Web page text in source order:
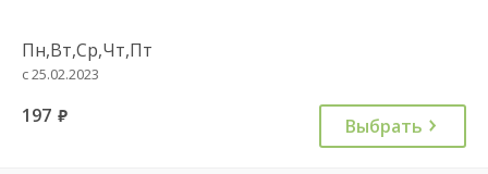
Пн,Вт,Ср,Чт,Пт
с 25.02.2023
197 руб. Выбрать